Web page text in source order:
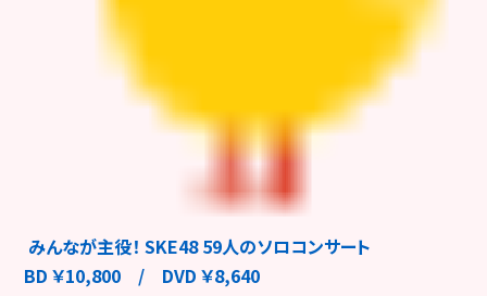
みんなが主役！ SKE48 59人のソロコンサート
BD ￥10,800 / DVD ￥8,640